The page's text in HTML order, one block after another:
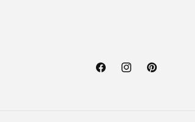
FacebookInstagramPinterest